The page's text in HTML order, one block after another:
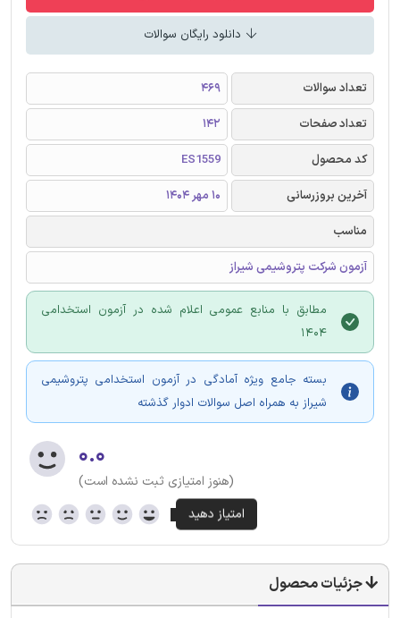
دانلود رایگان سوالات
تعداد سوالات
469
تعداد صفحات
142
کد محصول
ES1559
آخرین بروزرسانی
10 مهر 1404
مناسب
آزمون شرکت پتروشیمی شیراز
مطابق با منابع عمومی اعلام شده در آزمون استخدامی
1404
بسته جامع ویژه آمادگی در آزمون استخدامی پتروشیمی
شیراز به همراه اصل سوالات ادوار گذشته
۰.۰
(هنوز امتیازی ثبت نشده است)
جزئیات محصول